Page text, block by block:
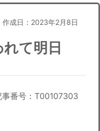
作成日：2023年2月8日
て明日
事番号：T00107303